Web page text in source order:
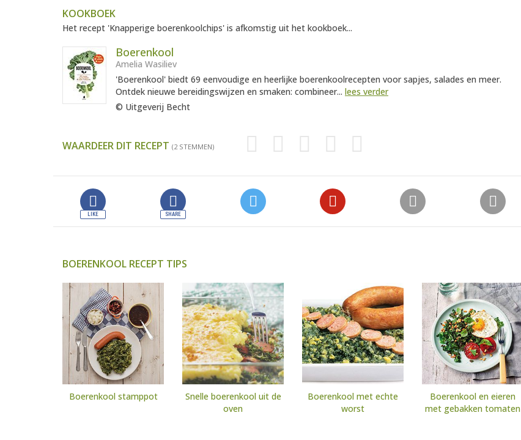
KOOKBOEK
Het recept 'Knapperige boerenkoolchips' is afkomstig uit het kookboek...
Boerenkool
Amelia Wasiliev
'Boerenkool' biedt 69 eenvoudige en heerlijke boerenkoolrecepten voor sapjes, salades en meer.
Ontdek nieuwe bereidingswijzen en smaken: combineer... lees verder
© Uitgeverij Becht
WAARDEER DIT RECEPT (2 STEMMEN)
BOERENKOOL RECEPT TIPS
Boerenkool stamppot
Snelle boerenkool uit de
oven
Boerenkool met echte
worst
Boerenkool en eieren
met gebakken tomaten